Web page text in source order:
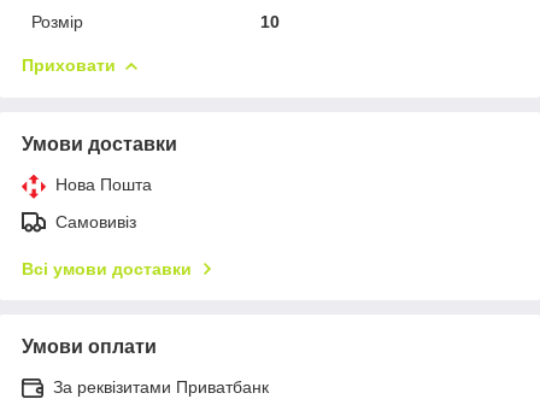
Розмір
10
Приховати
Умови доставки
Нова Пошта
Самовивіз
Всі умови доставки
Умови оплати
За реквізитами Приватбанк